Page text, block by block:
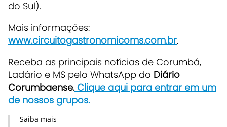
do Sul).
Mais informações:
www.circuitogastronomicoms.com.br.
Receba as principais notícias de Corumbá,
Ladário e MS pelo WhatsApp do Diário
Corumbaense.Clique aqui para entrar em um
de nossos grupos.
Saiba mais